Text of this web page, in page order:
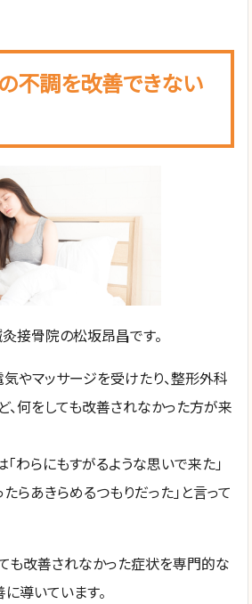
不調を改善できない
接骨院の松坂昂昌です。
やマッサージを受けたり、整形外科
何をしても改善されなかった方が来
わらにもすがるような思いで来た」
たらあきらめるつもりだった」と言って
も改善されなかった症状を専門的な
導いています。